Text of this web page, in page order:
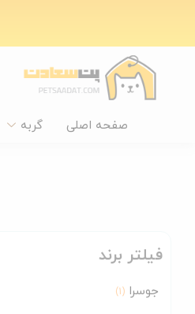
صفحه اصلی گربه
فیلتر برند
جوسرا (1)